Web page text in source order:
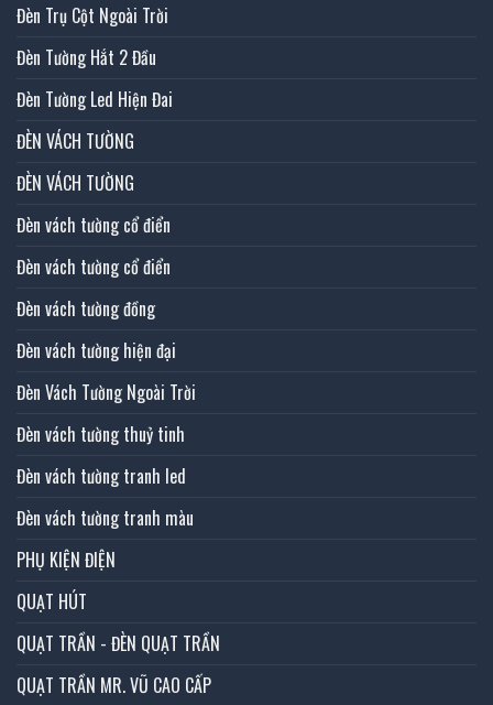
Đèn Trụ Cột Ngoài Trời
Đèn Tường Hắt 2 Đầu
Đèn Tường Led Hiện Đai
ĐÈN VÁCH TƯỜNG
ĐÈN VÁCH TƯỜNG
Đèn vách tường cổ điển
Đèn vách tường cổ điển
Đèn vách tường đồng
Đèn vách tường hiện đại
Đèn Vách Tường Ngoài Trời
Đèn vách tường thuỷ tinh
Đèn vách tường tranh led
Đèn vách tường tranh màu
PHỤ KIỆN ĐIỆN
QUẠT HÚT
QUẠT TRẦN - ĐÈN QUẠT TRẦN
QUẠT TRẦN MR. VŨ CAO CẤP